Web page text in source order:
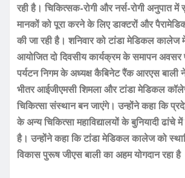
रही है। चिकित्सक-रोगी और नर्स-रोगी अनुपात
मानकों को पूरा करने के लिए डाक्टरों और
की जा रही है। शनिवार को टांडा मेडिकल कालेज में
आयोजित दो दिवसीय कार्यक्रम के समापन अवसर
पर्यटन निगम के अध्यक्ष कैबिनेट रैंक आरएस बाली
भीतर आईजीएमसी शिमला और टांडा मेडिकल
चिकित्सा संस्थान बन जाएंगे। उन्होंने कहा कि
के अन्य चिकित्सा महाविद्यालयों के बुनियादी ढांचे
है। उन्होंने कहा कि टांडा मेडिकल कालेज को
विकास पुरूष जीएस बाली का अहम योगदान रहा है